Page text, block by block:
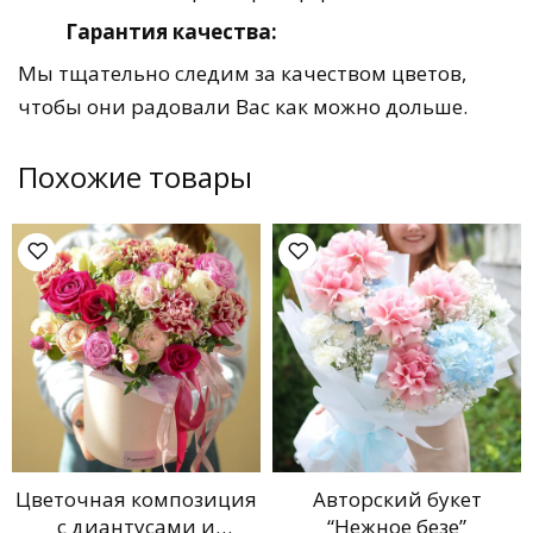
Гарантия качества:
Мы тщательно следим за качеством цветов,
чтобы они радовали Вас как можно дольше.
Похожие товары
Цветочная композиция
с диантусами и
Авторский букет
“Нежное безе”